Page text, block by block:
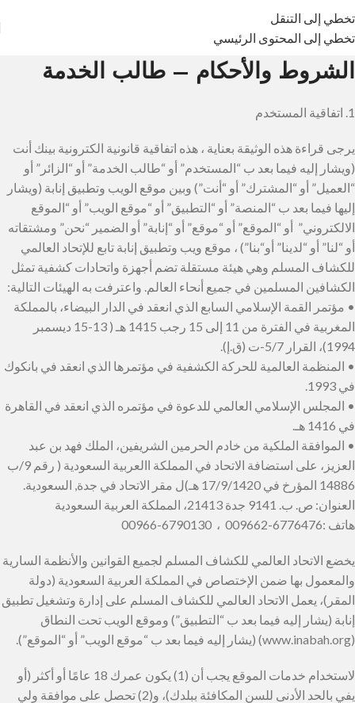
تخطي إلى التنقل
تخطي إلى المحتوى الرئيسي
الشروط والأحكام – طالب الخدمة
1. اتفاقية المستخدم
يرجى قراءة هذه الوثيقة بعناية ، هذه اتفاقية قانونية الكترونية بينك أنت
(ويشار إليه فيما بعد ب “المستخدم” أو “طالب الخدمة” أو “الزائر” أو
“العميل” أو “المشترك” أو “أنت”) وبين موقع الويب وتطبيق إنابة (ويشار
إليها فيما بعد ب “المنصة” أو “التطبيق” أو “موقع الويب” أو “الموقع
الالكتروني” أو “الموقع” أو “موقع” أو “إنابة” أو الضمير “نحن” ومشتقاته
أو “لنا” أو “لدينا” أو“بنا”) ، موقع ويب وتطبيق إنابة تابع للإتحاد العالمي
للكشاف المسلم وهي هيئة مستقلة تضم أجهزة واتحادات كشفية تمثل
الكشافين المسلمين في جميع أنحاء العالم. واعترفت به الهيئات التالية:
• مؤتمر القمة الإسلامي السابع الذي انعقد في الدار البيضاء، بالمملكة
المغربية في الفترة من 11 إلى 15 رجب 1415 هـ ( 13-15 ديسمبر
1994)، القرار 5/7-ت (ق.إ).
• المنظمة العالمية للحركة الكشفية في مؤتمرها الذي انعقد في بانكوك
في 1993.
• المجلس الإسلامي العالمي للدعوة في مؤتمره الذي انعقد في القاهرة
في 1416 هـ.
• الموافقة الملكية من خادم الحرمين الشريفين، الملك فهد بن عبد
العزيز، على استضافة الاتحاد في المملكة االعربية السعودية ( رقم 9/ب
14886 المؤرخ في 17/9/1420 هـ)ل مقر الاتحاد في جدة, السعودية.
العنوان: ص. ب. 9141 جدة 21413، المملكة العربية السعودية
هاتف :6776476-009662 ، 6790130-00966
يخضع الاتحاد العالمي للكشاف المسلم لجميع القوانين والأنظمة السارية
والمعمول بها ضمن الإختصاص في المملكة العربية السعودية (دولة
المقر)، يعمل الاتحاد العالمي للكشاف المسلم على إدارة وتشغيل تطبيق
إنابة (يشار إليه فيما بعد ب “التطبيق”) وموقع الويب تحت النطاق
(www.inabah.org) (يشار إليه فيما بعد ب “موقع الويب” أو “الموقع”).
لاستخدام خدمات الموقع يجب أن (1) يكون عمرك 18 عامًا أو أكثر (أو
يفي بالحد الأدنى للسن المكافئة ببلدك)، و(2) تحصل على موافقة ولي